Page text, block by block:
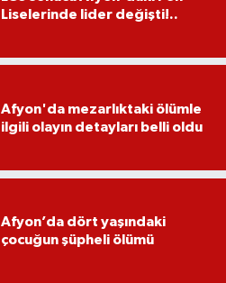
Liselerinde lider değişti!..
Afyon'da mezarlıktaki ölümle
ilgili olayın detayları belli oldu
Afyon’da dört yaşındaki
çocuğun şüpheli ölümü